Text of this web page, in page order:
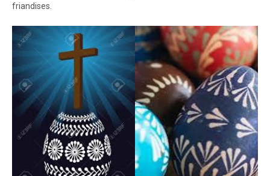
friandises.